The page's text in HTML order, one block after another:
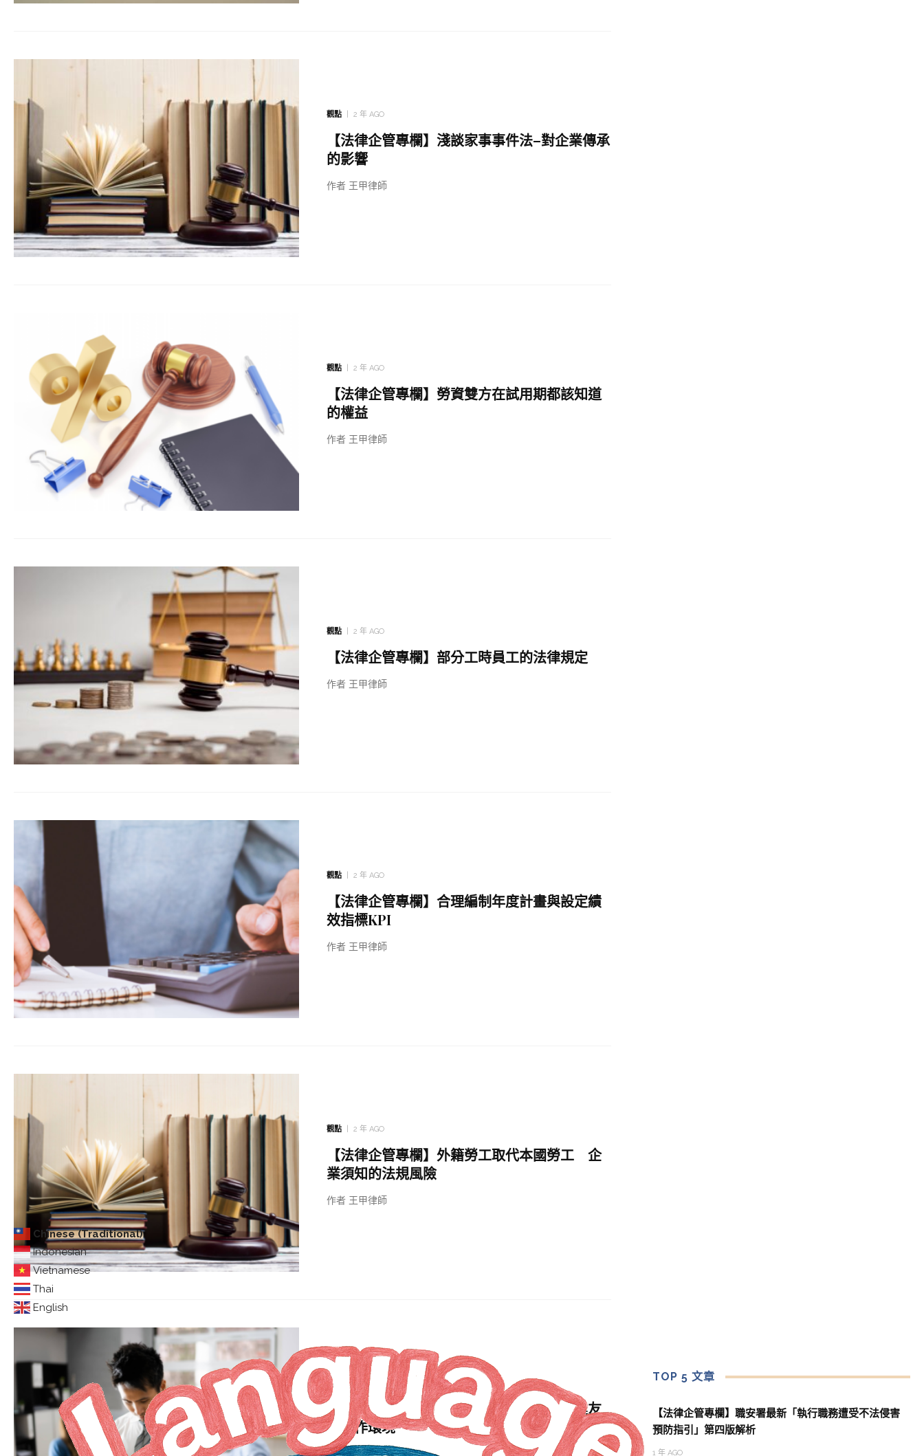
Chinese (Traditional)
Indonesian
Vietnamese
Thai
English
觀點 2 年 AGO
【法律企管專欄】淺談家事事件法–對企業傳承
的影響
作者 王甲律師
觀點 2 年 AGO
【法律企管專欄】勞資雙方在試用期都該知道
的權益
作者 王甲律師
觀點 2 年 AGO
【法律企管專欄】部分工時員工的法律規定
作者 王甲律師
觀點 2 年 AGO
【法律企管專欄】合理編制年度計畫與設定績
效指標KPI
作者 王甲律師
觀點 2 年 AGO
【法律企管專欄】外籍勞工取代本國勞工 企
業須知的法規風險
作者 王甲律師
觀點 2 年 AGO
【法律企管專欄】預防職場不法侵害，共建友
善工作環境
TOP 5 文章
【法律企管專欄】職安署最新「執行職務遭受不法侵害
預防指引」第四版解析
1 年 AGO